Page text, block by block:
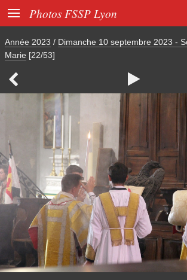
 Photos FSSP Lyon
Année 2023 / Dimanche 10 septembre 2023 -
Marie [22/53]
 